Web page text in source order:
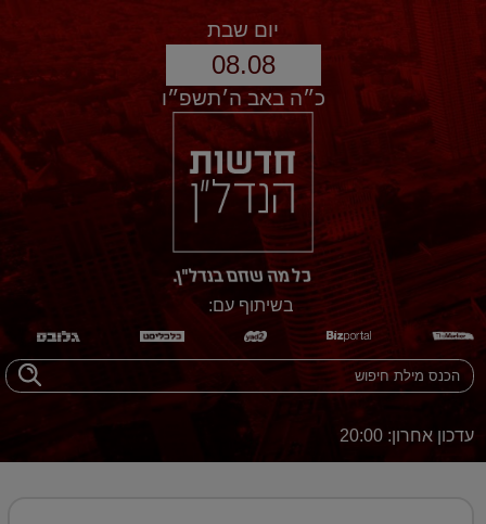
יום שבת
08.08
כ״ה באב ה׳תשפ״ו
בשיתוף עם:
עדכון אחרון: 20:00